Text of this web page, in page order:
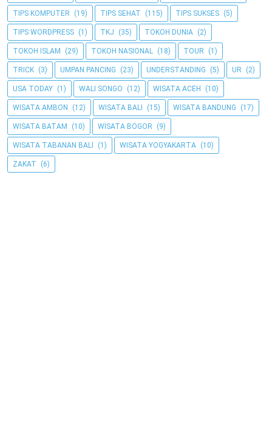
TIPS KOMPUTER (19) TIPS SEHAT (115) TIPS SUKSES (5)
TIPS WORDPRESS (1) TKJ (35) TOKOH DUNIA (2)
TOKOH ISLAM (29) TOKOH NASIONAL (18) TOUR (1)
TRICK (3) UMPAN PANCING (23) UNDERSTANDING (5) UR (2)
USA TODAY (1) WALI SONGO (12) WISATA ACEH (10)
WISATA AMBON (12) WISATA BALI (15) WISATA BANDUNG (17)
WISATA BATAM (10) WISATA BOGOR (9)
WISATA TABANAN BALI (1) WISATA YOGYAKARTA (10)
ZAKAT (6)